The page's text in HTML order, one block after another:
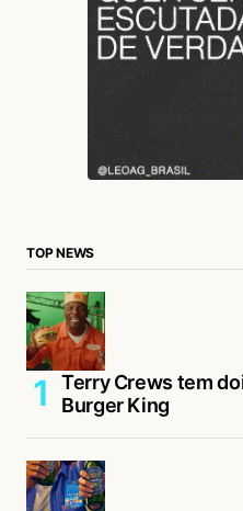
TOP NEWS
Terry Crews tem
Burger King